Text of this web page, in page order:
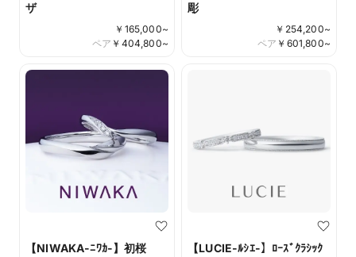
ザ
￥ 165,000~
￥ 404,800~
ペア
彫
￥ 254,200~
￥ 601,800~
ペア
【NIWAKA-ﾆﾜｶ-】初桜
【LUCIE-ﾙｼｴ-】ﾛｰｽﾞｸﾗｼｯｸ